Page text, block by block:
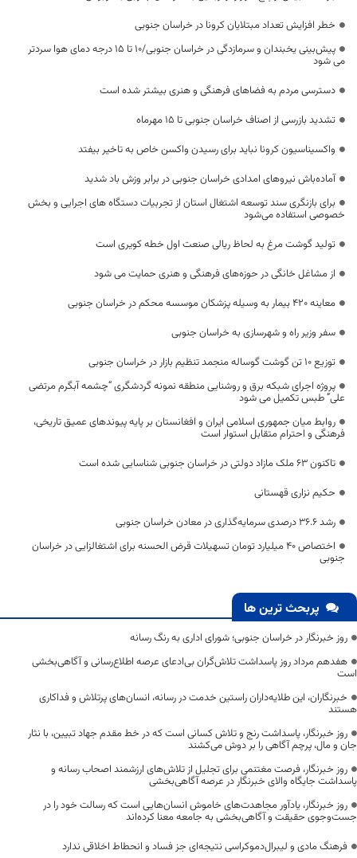
خطر افزایش تعداد مبتلایان کرونا در خراسان جنوبی
پیش‌بینی یخبندان و سرمازدگی در خراسان جنوبی/۱۰ تا ۱۵ درجه دمای هوا سردتر
می شود
دسترسی مردم به فضاهای فرهنگی و هنری بیشتر شده است
تشدید بازرسی از اصناف خراسان جنوبی تا ۱۵ مهرماه
واکسیناسیون کرونا نباید برای رسیدن واکسن خاص به تاخیر بیفتد
آماده‌باش نیروهای امدادی خراسان جنوبی در برابر وزش باد شدید
برای بازنگری سند توسعه اشتغال استان از تجربیات دستگاه های اجرایی و بخش
خصوصی استفاده می‌شود
تولید گوشت مرغ به لحاظ ریالی صنعت اول خطه کویری است
از مشاغل خانگی در حوزه‌های فرهنگی و هنری حمایت می شود
معاینه ۴۲۰ بیمار به وسیله پزشکان موسسه محکم در خراسان جنوبی
سفر وزیر راه و شهرسازی به خراسان جنوبی
توزیع ۱۰ تن گوشت گوساله منجمد تنظیم بازار در خراسان جنوبی
پروژه اجرای شبکه برق و روشنایی منطقه نمونه گردشگری “چشمه آبگرم مرتضی
علی” طبس تکمیل می شود
روابط میان جمهوری اسلامی ایران و افغانستان بر پایه پیوندهای عمیق تاریخی،
فرهنگی و احترام متقابل استوار است
تاکنون ۶۳ ملک مازاد دولتی در خراسان جنوبی شناسایی شده است
حکیم نزاری قهستانی
رشد ۳۶.۶ درصدی سرمایه‌گذاری در معادن خراسان جنوبی
اختصاص ۴۰ میلیارد تومان تسهیلات قرض الحسنه برای اشتغالزایی در خراسان
جنوبی
پربحث ترین ها
روز خبرنگار در خراسان جنوبی؛ شورای اداری به رنگ رسانه
هفدهم مرداد روز پاسداشت تلاش‌گران بی‌ادعای عرصه اطلاع‌رسانی و آگاهی‌بخشی
است
خبرنگاران، این طلایه‌داران راستین خدمت در رسانه، انسان‌های پرتلاش و فداکاری
هستند
روز خبرنگار، پاسداشت رنج و تلاش کسانی است که در خط مقدم جهاد تبیین، با نثار
جان و مال، پرچم آگاهی را بر دوش می‌کشند
روز خبرنگار، فرصت مغتنمی برای تجلیل از تلاش‌های ارزشمند اصحاب رسانه و
پاسداشت جایگاه والای خبرنگار در عرصه آگاهی‌بخشی
روز خبرنگار، یادآور مجاهدت‌های خاموش انسان‌هایی است که رسالت خود را در
جست‌وجوی حقیقت و آگاهی‌بخشی به جامعه معنا کرده‌اند
فرهنگ مادی و لیبرال‌دموکراسی نتیجه‌ای جز فساد و انحطاط اخلاقی ندارد